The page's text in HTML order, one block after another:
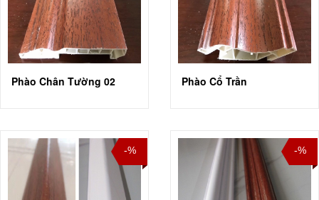
Phào Chân Tường 02 Phào Cổ Trần
-% -%